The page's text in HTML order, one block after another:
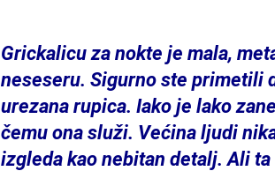
Grickalicu za nokte je mala,
neseseru. Sigurno ste primetili
urezana rupica. Iako je lako
čemu ona služi. Većina ljudi
izgleda kao nebitan detalj. Ali